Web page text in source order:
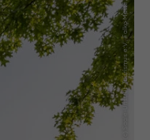
(c) Saale-Unstrut-Tourismus e.V., Falko Matte